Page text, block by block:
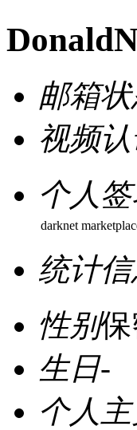
邮箱
视频
个人
darknet
统计
性别
生日-
个人